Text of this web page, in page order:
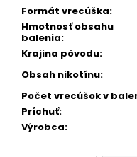
Formát vrecúška:
Hmotnosť obsahu
balenia:
Krajina pôvodu:
Obsah nikotínu:
Počet vrecúšok v
Príchuť:
Výrobca:
a
m
e
GREATEST
COLD
DRY
MG